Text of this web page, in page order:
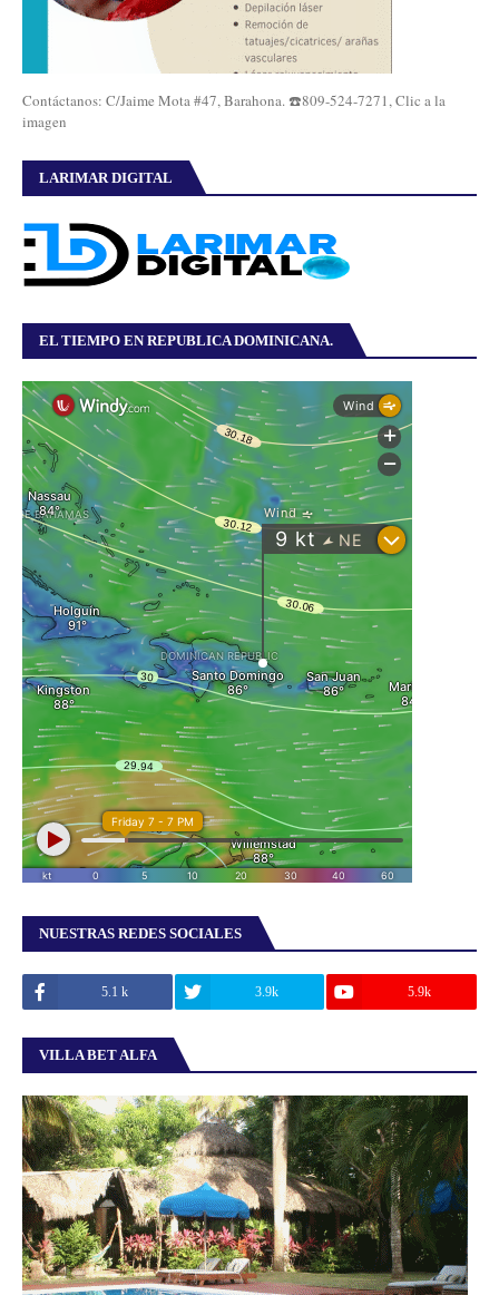
Contáctanos: C/Jaime Mota #47, Barahona. ☎️809-524-7271, Clic a la
imagen
LARIMAR DIGITAL
EL TIEMPO EN REPUBLICA DOMINICANA.
NUESTRAS REDES SOCIALES
5.1 k 3.9k 5.9k
VILLA BET ALFA